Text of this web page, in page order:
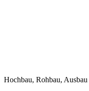
Hochbau, Rohbau, Ausbau